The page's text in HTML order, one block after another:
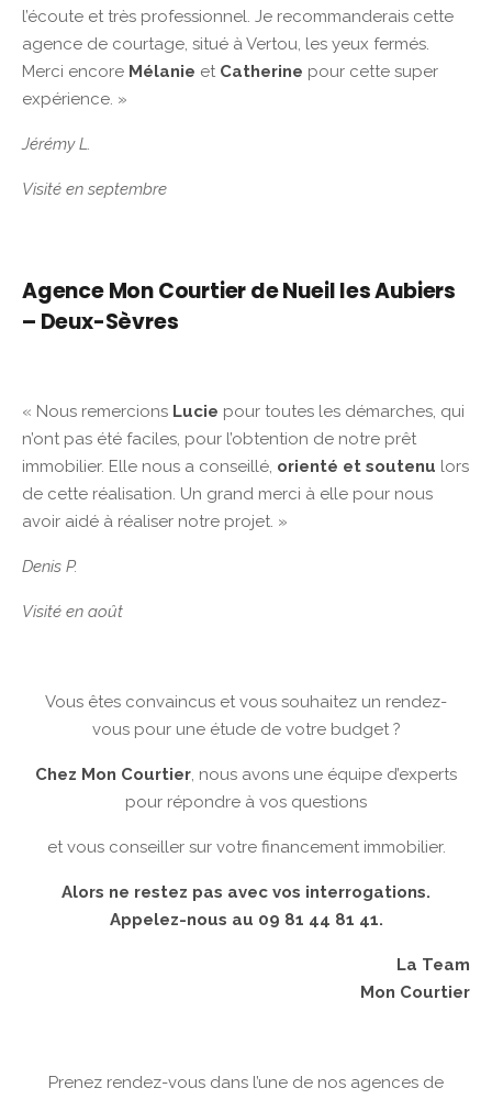
l’écoute et très professionnel. Je recommanderais cette
agence de courtage, situé à Vertou, les yeux fermés.
Merci encore Mélanie et Catherine pour cette super
expérience. »
Jérémy L.
Visité en septembre
Agence Mon Courtier de Nueil les Aubiers
– Deux-Sèvres
« Nous remercions Lucie pour toutes les démarches, qui
n’ont pas été faciles, pour l’obtention de notre prêt
immobilier. Elle nous a conseillé, orienté et soutenu lors
de cette réalisation. Un grand merci à elle pour nous
avoir aidé à réaliser notre projet. »
Denis P.
Visité en août
Vous êtes convaincus et vous souhaitez un rendez-
vous pour une étude de votre budget ?
Chez Mon Courtier, nous avons une équipe d’experts
pour répondre à vos questions
et vous conseiller sur votre financement immobilier.
Alors ne restez pas avec vos interrogations.
Appelez-nous au 09 81 44 81 41.
La Team
Mon Courtier
Prenez rendez-vous dans l’une de nos agences de